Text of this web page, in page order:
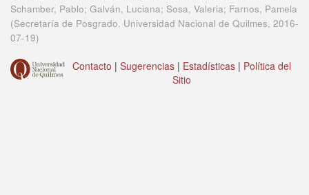
Schamber, Pablo; Galván, Luciana; Sosa, Valeria; Farnos, Pamela
(Secretaría de Posgrado. Universidad Nacional de Quilmes, 2016-
07-19)
Contacto | Sugerencias | Estadísticas | Política del
Sitio